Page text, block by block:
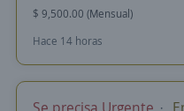
$ 9,500.00 (Mensual)
Hace 14 horas